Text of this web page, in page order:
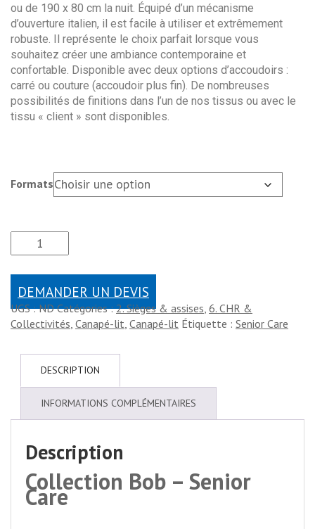
ou de 190 x 80 cm la nuit. Équipé d’un mécanisme
d’ouverture italien, il est facile à utiliser et extrêmement
robuste. Il représente le choix parfait lorsque vous
souhaitez créer une ambiance contemporaine et
confortable. Disponible avec deux options d’accoudoirs :
carré ou couture (accoudoir plus fin). De nombreuses
possibilités de finitions dans l’un de nos tissus ou avec le
tissu « client » sont disponibles.
Formats
DEMANDER UN DEVIS
UGS :ND Catégories :2. Sièges & assises 6. CHR &
Collectivités Canapé-lit Canapé-lit Étiquette : Senior Care
DESCRIPTION
INFORMATIONS COMPLÉMENTAIRES
Description
Collection Bob – Senior
Care